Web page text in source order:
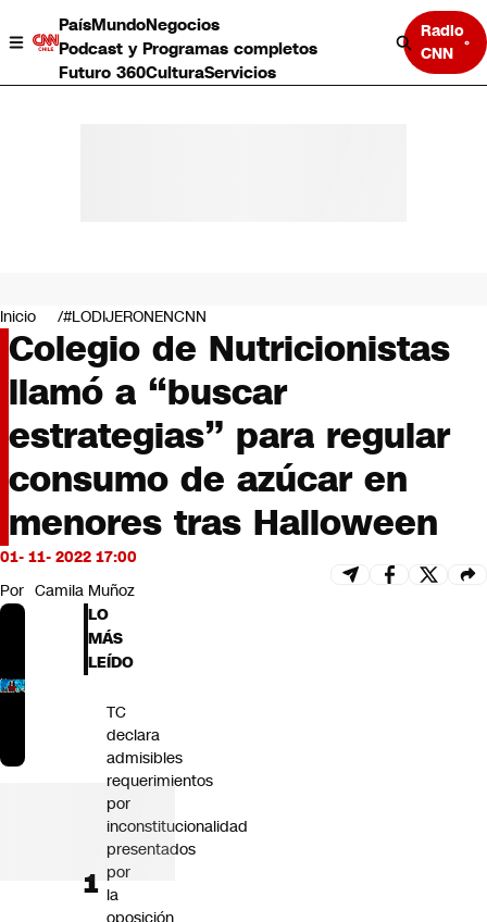
PaísMundoNegocios
Podcast y Programas completos
Futuro 360CulturaServicios
Radio
CNN
Negocios
Deportes
Programas completos
Cultura
Servicios
Bits
CNN tiempo
Opinión
Inicio #LODIJERONENCNN
Colegio de Nutricionistas
llamó a “buscar
estrategias” para regular
consumo de azúcar en
menores tras Halloween
01- 11- 2022 17:00
Por Camila Muñoz
LO
MÁS
LEÍDO
TC
declara
admisibles
requerimientos
por
inconstitucionalidad
presentados
por
la
oposición